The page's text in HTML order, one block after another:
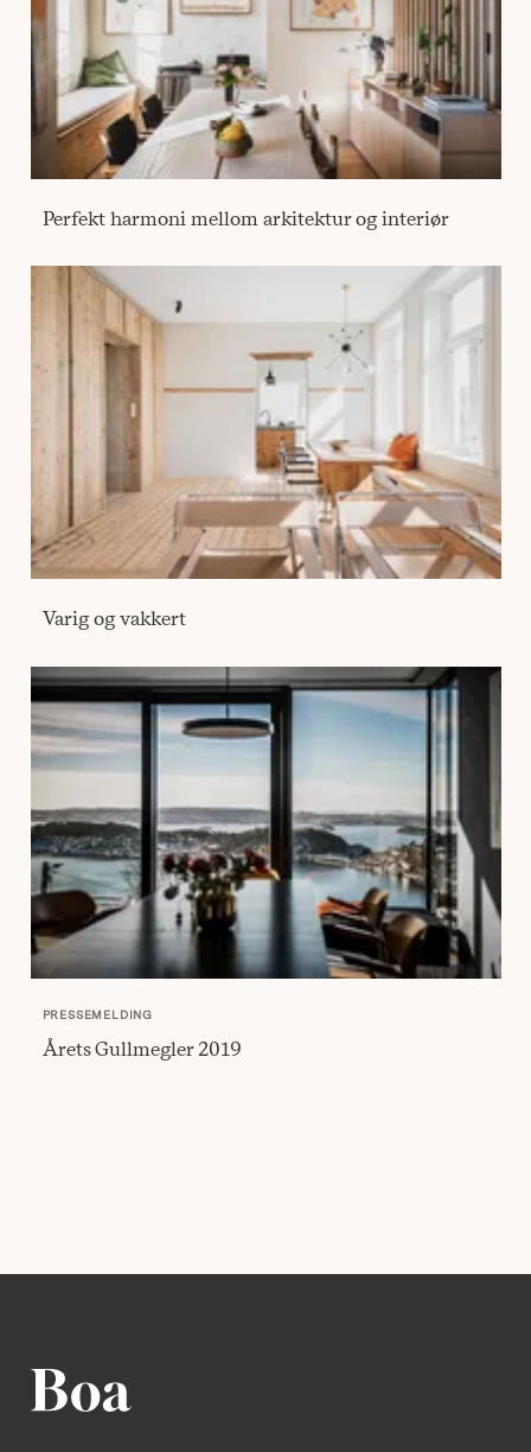
Perfekt harmoni mellom arkitektur og interiør
Varig og vakkert
PRESSEMELDING
Årets Gullmegler 2019